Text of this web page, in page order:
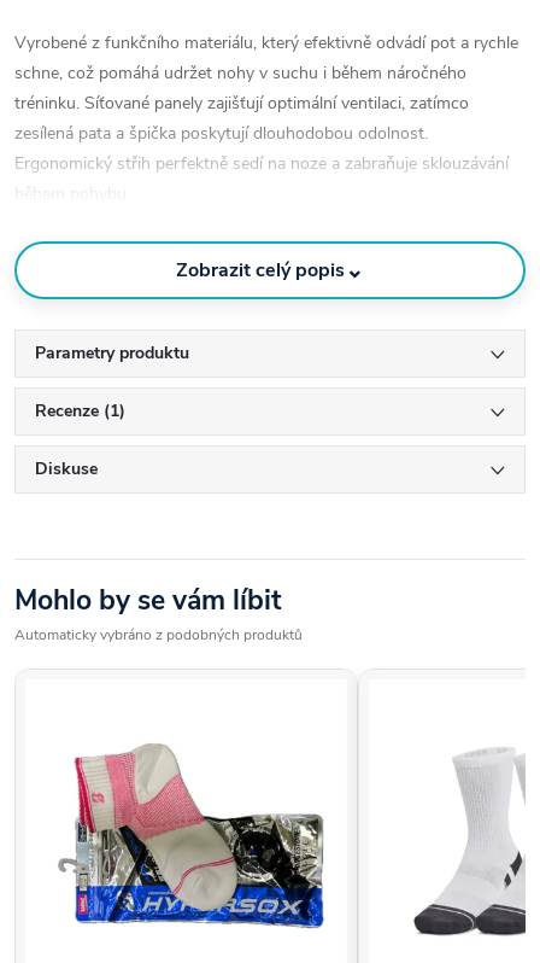
Vyrobené z funkčního materiálu, který efektivně odvádí pot a rychle
schne, což pomáhá udržet nohy v suchu i během náročného
tréninku. Síťované panely zajišťují optimální ventilaci, zatímco
zesílená pata a špička poskytují dlouhodobou odolnost.
Ergonomický střih perfektně sedí na noze a zabraňuje sklouzávání
během pohybu.
Hlavní výhody:
Prodyšné zóny pro lepší cirkulaci vzduchu
Zesílená pata a špička pro delší životnost
Skvělá volba pro trénink, běh, posilovnu i běžné nošení –UA
Performance Tech Pánské Ponožky
maximálním výkonu.
Zobrazit celý popis⌄
Parametry produktu
Recenze (1)
Diskuse
Mohlo by se vám líbit
Automaticky vybráno z podobných produktů